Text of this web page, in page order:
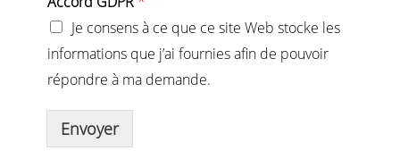
Je consens à ce que ce site Web stocke les
informations que j’ai fournies afin de pouvoir
répondre à ma demande.
Envoyer